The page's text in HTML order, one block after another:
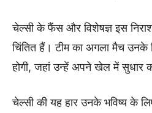
चेल्सी के फैंस और विशेषज्ञ इस
चिंतित हैं। टीम का अगला मैच उनके
होगी, जहां उन्हें अपने खेल में सुधार
चेल्सी की यह हार उनके भविष्य के